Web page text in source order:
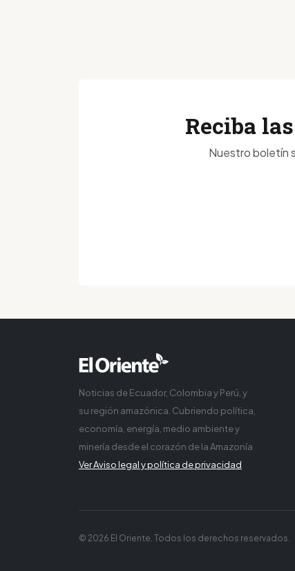
Reciba
Nuestro boletín
Noticias de Ecuador, Colombia y Perú, y
su región amazónica. Cubriendo política,
economía, energía, medio ambiente y
minería desde el corazón de la Amazonía
Ver Aviso legal y política de privacidad
© 2026 El Oriente. Todos los derechos reservados.